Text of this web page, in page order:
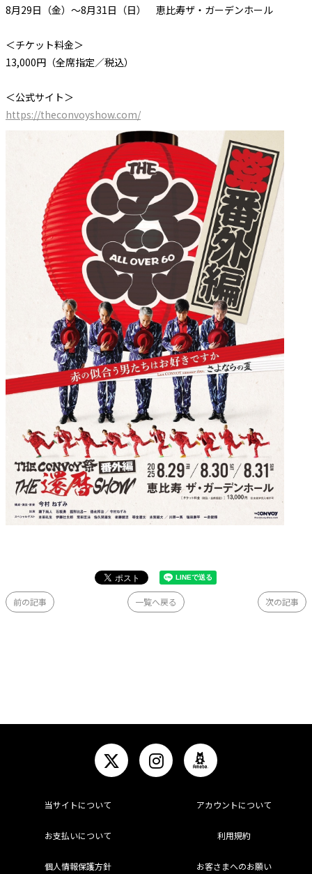
8月29日（金）～8月31日（日） 恵比寿ザ・ガーデンホール
＜チケット料金＞
13,000円（全席指定／税込）
＜公式サイト＞
https://theconvoyshow.com/
次の記事
一覧へ戻る
前の記事
当サイトについて アカウントについて
お支払いについて 利用規約
個人情報保護方針 お客さまへのお願い